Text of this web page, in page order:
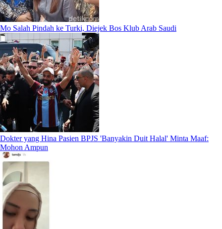
Mo Salah Pindah ke Turki, Diejek Bos Klub Arab Saudi
Dokter yang Hina Pasien BPJS 'Banyakin Duit Halal' Minta Maaf:
Mohon Ampun